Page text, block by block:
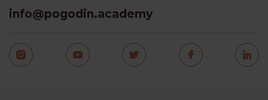
info@pogodin.academy